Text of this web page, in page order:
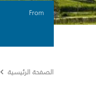
From
الصفحة الرئيسية